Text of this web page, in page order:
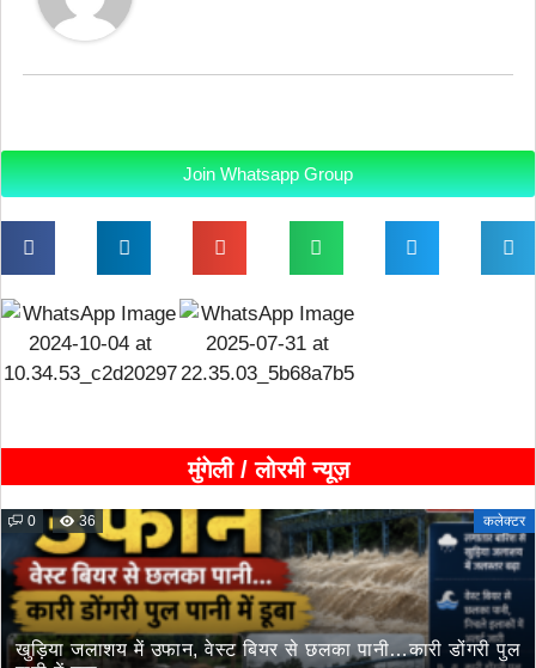
Join Whatsapp Group
मुंगेली / लोरमी न्यूज़
0 36 कलेक्टर
खुड़िया जलाशय में उफान, वेस्ट बियर से छलका पानी…कारी डोंगरी पुल